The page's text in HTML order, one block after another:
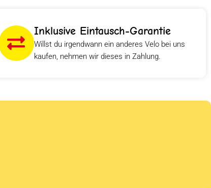
Inklusive Eintausch-Garantie
Willst du irgendwann ein anderes Velo bei uns
kaufen, nehmen wir dieses in Zahlung.